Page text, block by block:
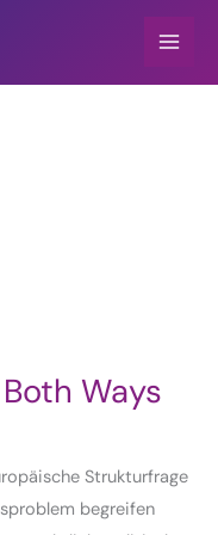
Ways
Strukturfrage
begreifen